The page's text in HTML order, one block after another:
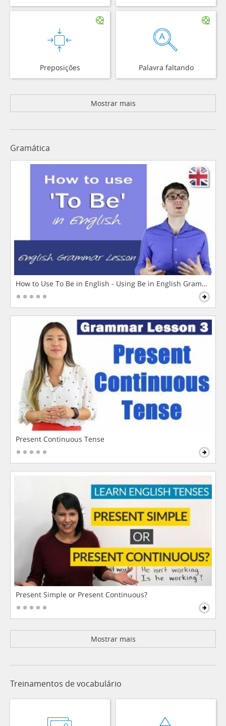
Preposições Palavra faltando
Mostrar mais
Gramática
How to Use To Be in English - Using Be in English Grammar
Present Continuous Tense
Present Simple or Present Continuous?
Mostrar mais
Treinamentos de vocabulário